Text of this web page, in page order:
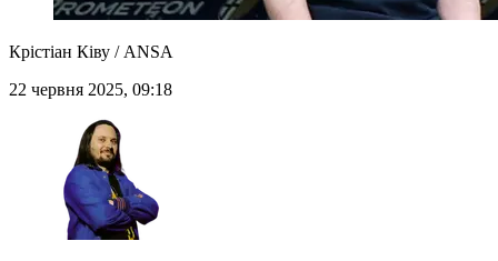
Крістіан Ківу / ANSA
22 червня 2025, 09:18